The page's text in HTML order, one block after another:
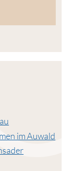
im Auwald